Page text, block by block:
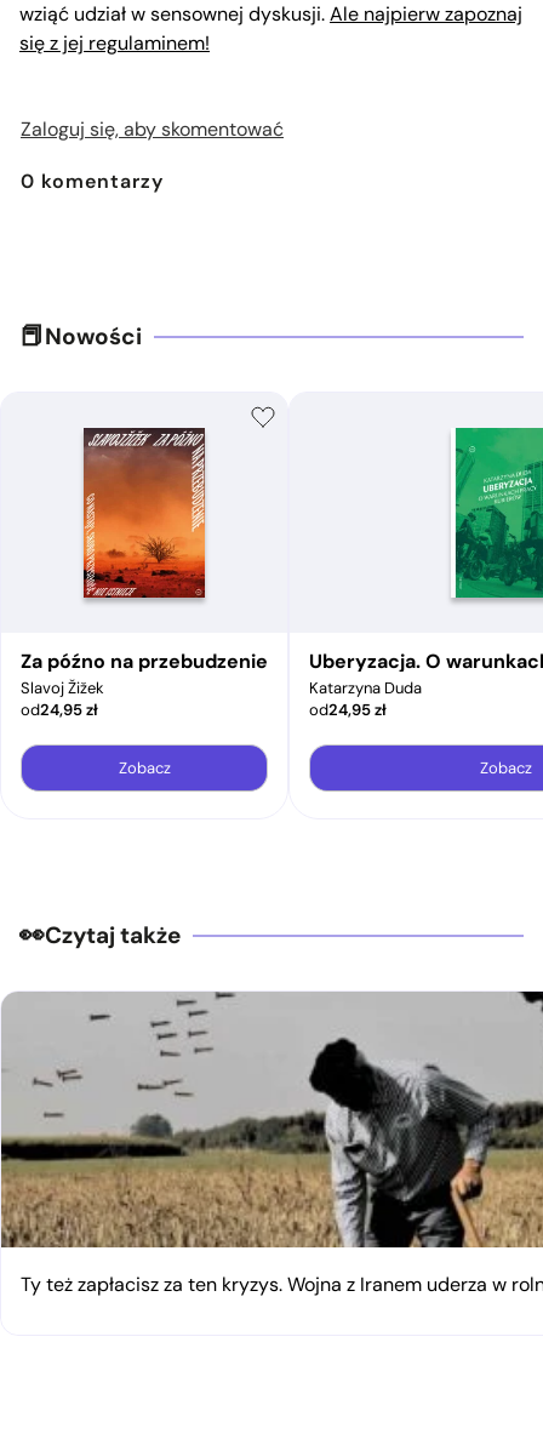
wziąć udział w sensownej dyskusji.Ale najpierw zapoznaj
się z jej regulaminem!
Zaloguj się, aby skomentować
0 komentarzy
Nowości
Za późno na przebudzenie
Slavoj Žižek
od24,95zł
Zobacz
Uberyzacja. O
Katarzyna Duda
od24,95zł
Zobacz
Czytaj także
Ty też zapłacisz za ten kryzys. Wojna z Iranem uderza w